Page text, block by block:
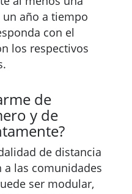
año a tiempo
con el
los respectivos
de
y de
de distancia
a las comunidades
ser modular,